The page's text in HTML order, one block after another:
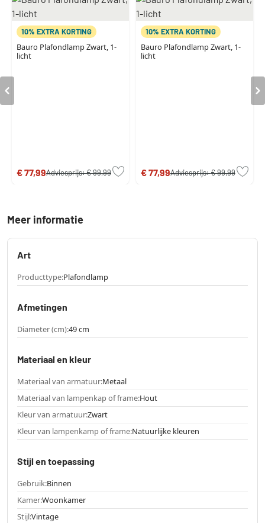
10% EXTRA KORTING
Bauro Plafondlamp Zwart, 1-
licht
€ 77,99Adviesprijs:€ 99,99
10% EXTRA KORTING
Bauro Plafondlamp Zwart, 1-
licht
€ 77,99Adviesprijs:€ 99,99
Meer informatie
Art
Producttype:Plafondlamp
Afmetingen
Diameter (cm):49 cm
Materiaal en kleur
Materiaal van armatuur:Metaal
Materiaal van lampenkap of frame:Hout
Kleur van armatuur:Zwart
Kleur van lampenkamp of frame:Natuurlijke kleuren
Stijl en toepassing
Gebruik:Binnen
Kamer:Woonkamer
Stijl:Vintage